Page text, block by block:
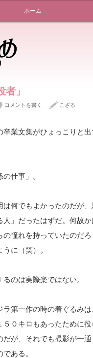
ホーム
」
コメントを書く こざる
業文集がひょっこりと
仕事」。
何でもよかったのだが
」だったはずだ。何故
憧れを持っていたのだ
に（笑）。
のは実際楽ではない。
ラ第一作の時の着ぐるみ
０キロもあったために
が、それでも撮影が一
ある。